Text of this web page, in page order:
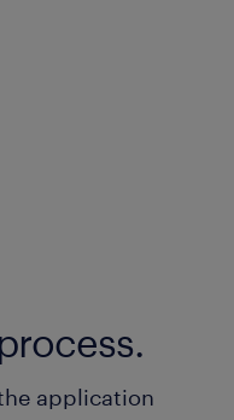
の方もぜひ！～
application